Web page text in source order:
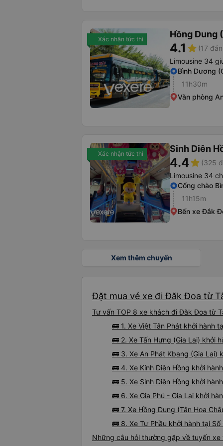
Xác nhận tức thì Hồng Dung
4.1 star (17
Limousine 34
Bình Dương
11h30m
Văn phòng
Xác nhận tức thì Sinh Diên
4.4star (325
Limousine 34
Cổng chào
11h15m
Bến xe Đắk
Xem thêm chuyến
Đặt mua vé xe đi Đăk Đoa từ
Tư vấn TOP 8 xe khách đi Đăk Đoa từ
🚌 1. Xe Việt Tân Phát khởi hành
🚌 2. Xe Tấn Hưng (Gia Lai) khởi
🚌 3. Xe An Phát Kbang (Gia Lai)
🚌 4. Xe Kính Diên Hồng khởi
🚌 5. Xe Sinh Diên Hồng khởi
🚌 6. Xe Gia Phú - Gia Lai khởi
🚌 7. Xe Hồng Dung (Tân Hoa
🚌 8. Xe Tư Phầu khởi hành tại
Những câu hỏi thường gặp về tuyến